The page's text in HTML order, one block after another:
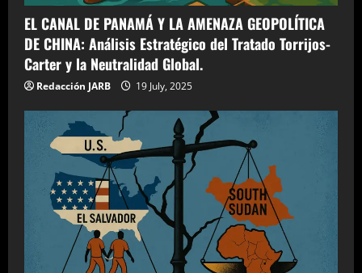
EL CANAL DE PANAMÁ Y LA AMENAZA GEOPOLÍTICA
DE CHINA: Análisis Estratégico del Tratado Torrijos-
Carter y la Neutralidad Global.
Redacción JARB 19 July, 2025